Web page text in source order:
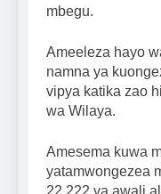
mbegu.
Ameeleza hayo
namna ya
vipya katika zao
wa Wilaya.
Amesema kuwa
yatamwongezea
22,222 ya awali